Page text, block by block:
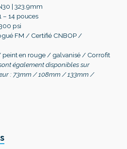
| 323.9mm
– 14 pouces
psi
FM / Certifié CNBOP /
peint en rouge / galvanisé / Corrofit
également disponibles sur
: 73mm / 108mm / 133mm /